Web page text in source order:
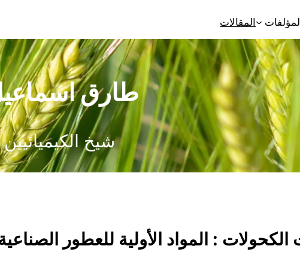
المقالات
طارق
شيخ
: المواد الأولية للعطور الصناعية